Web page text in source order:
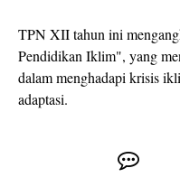
TPN XII tahun ini
Pendidikan Iklim", yang
dalam menghadapi krisis
adaptasi.